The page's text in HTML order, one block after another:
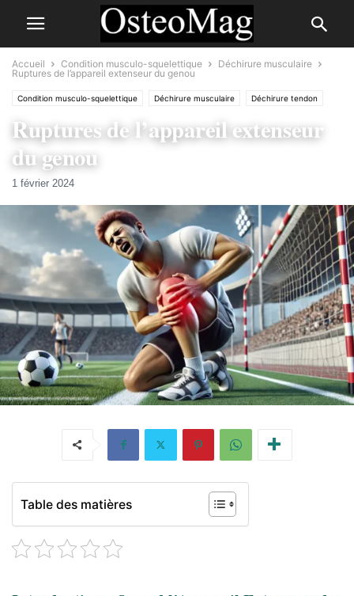
Accueil Condition musculo-squelettique
Déchirure musculaire
Ruptures de l’appareil extenseur du genou
Condition musculo-squelettique Déchirure musculaire Déchirure tendon
Ruptures de l’appareil extenseur
du genou
1 février 2024
Table des matières